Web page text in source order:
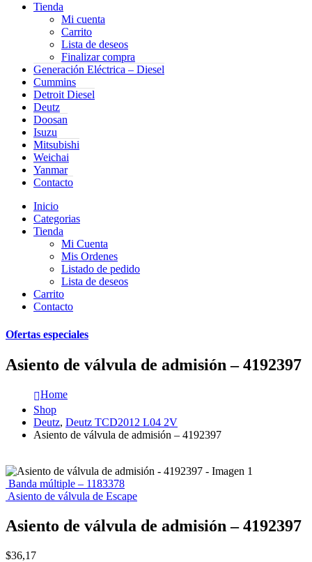
Tienda
Mi cuenta
Carrito
Lista de deseos
Finalizar compra
Generación Eléctrica – Diesel
Cummins
Detroit Diesel
Deutz
Doosan
Isuzu
Mitsubishi
Weichai
Yanmar
Contacto
Inicio
Categorias
Tienda
Mi Cuenta
Mis Ordenes
Listado de pedido
Lista de deseos
Carrito
Contacto
Ofertas especiales
Asiento de válvula de admisión – 4192397
Home
Shop
Deutz, Deutz TCD2012 L04 2V
Asiento de válvula de admisión – 4192397
Banda múltiple – 1183378
Asiento de válvula de Escape
Asiento de válvula de admisión – 4192397
$36,17